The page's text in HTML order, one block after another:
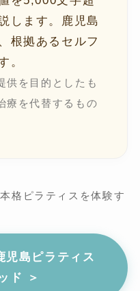
します。鹿児島
根拠あるセルフ
。
供を目的としたも
療を代替するもの
格ピラティスを体験す
島ピラティス
ド ＞